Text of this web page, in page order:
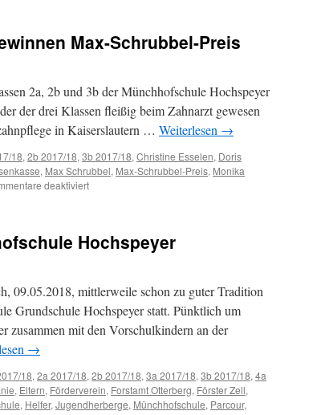
2017/2018
Max-Schrubbel-Preis
2a, 2b und 3b der Münchhofschule Hochspeyer
der drei Klassen fleißig beim Zahnarzt gewesen
in Kaiserslautern … Weiterlesen →
18, 2b 2017/18, 3b 2017/18, Christine Esselen, Doris
, Max Schrubbel, Max-Schrubbel-Preis, Monika
deaktiviertfür
gewinnen
Preis
Hochspeyer
09.05.2018, mittlerweile schon zu guter Tradition
Grundschule Hochspeyer statt. Pünktlich um
zusammen mit den Vorschulkindern an der
→
18, 2a 2017/18, 2b 2017/18, 3a 2017/18, 3b 2017/18, 4a
, Eltern, Förderverein, Forstamt Otterberg, Förster Zell,
, Helfer, Jugendherberge, Münchhofschule, Parcour,